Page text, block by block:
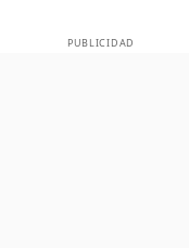
PUBLICIDAD